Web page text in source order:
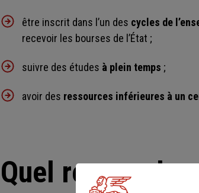
être inscrit dans l’un des cycles de
recevoir les bourses de l’État ;
suivre des études à plein temps ;
avoir des ressources inférieures à un
Quel revenu